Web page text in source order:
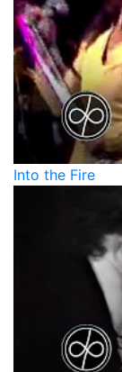
Into the Fire